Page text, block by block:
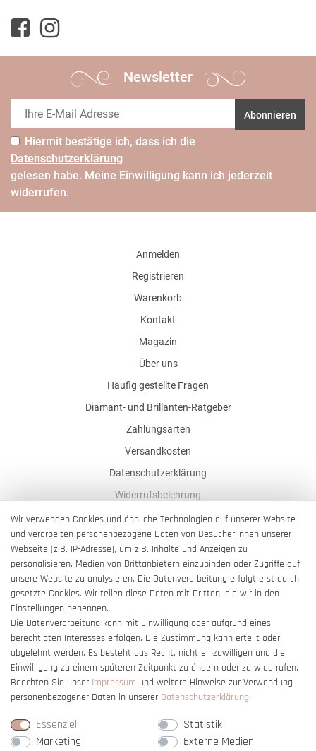
Newsletter
Abonnieren
Hiermit bestätige ich, dass ich die
Daten­schutz­erklärung
gelesen habe. Meine Einwilligung kann ich jederzeit
widerrufen.
Anmelden
Registrieren
Warenkorb
Kontakt
Magazin
Über uns
Häufig gestellte Fragen
Diamant- und Brillanten-Ratgeber
Zahlungsarten
Versandkosten
Datenschutzerklärung
Widerrufsbelehrung
AGB
Impressum
Barrierefreiheitserklärung
Vertrag widerrufen
Wir verwenden Cookies und ähnliche Technologien auf unserer Website
und verarbeiten personenbezogene Daten von Besucher:innen unserer
Webseite (z.B. IP-Adresse), um z.B. Inhalte und Anzeigen zu
personalisieren, Medien von Drittanbietern einzubinden oder Zugriffe auf
unsere Website zu analysieren. Die Datenverarbeitung erfolgt erst durch
gesetzte Cookies. Wir teilen diese Daten mit Dritten, die wir in den
Einstellungen benennen.
Die Datenverarbeitung kann mit Einwilligung oder aufgrund eines
berechtigten Interesses erfolgen. Die Zustimmung kann erteilt oder
abgelehnt werden. Es besteht das Recht, nicht einzuwilligen und die
Einwilligung zu einem späteren Zeitpunkt zu ändern oder zu widerrufen.
Beachten Sie unser Impressum und weitere Hinweise zur Verwendung
personenbezogener Daten in unserer Daten­schutz­erklärung.
Essenziell
Statistik
Marketing
Externe Medien